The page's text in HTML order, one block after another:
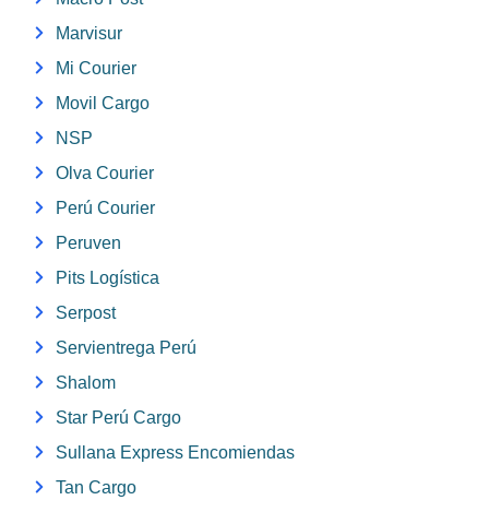
Marvisur
Mi Courier
Movil Cargo
NSP
Olva Courier
Perú Courier
Peruven
Pits Logística
Serpost
Servientrega Perú
Shalom
Star Perú Cargo
Sullana Express Encomiendas
Tan Cargo